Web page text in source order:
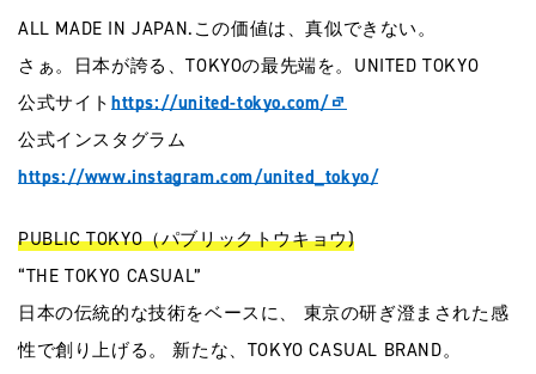
ALL MADE IN JAPAN.この価値は、真似できない。
さぁ。日本が誇る、TOKYOの最先端を。UNITED TOKYO
公式サイト https://united-tokyo.com/
公式インスタグラム
https://www.instagram.com/united_tokyo/
PUBLIC TOKYO（パブリックトウキョウ)
“THE TOKYO CASUAL”
日本の伝統的な技術をベースに、 東京の研ぎ澄まされた感
性で創り上げる。 新たな、TOKYO CASUAL BRAND。